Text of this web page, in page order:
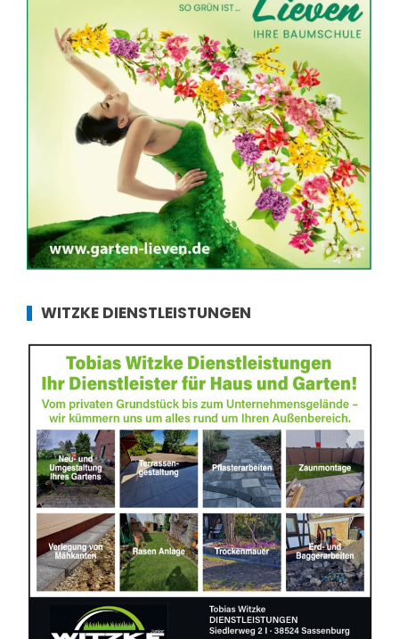
WITZKE DIENSTLEISTUNGEN